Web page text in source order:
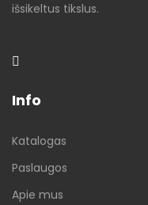
išsikeltus tikslus.
Info
Katalogas
Paslaugos
Apie mus